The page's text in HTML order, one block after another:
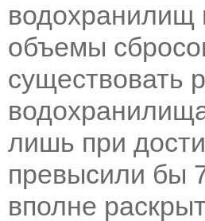
водохранилищ
объемы
существовать
лишь при
превысили бы
вполне